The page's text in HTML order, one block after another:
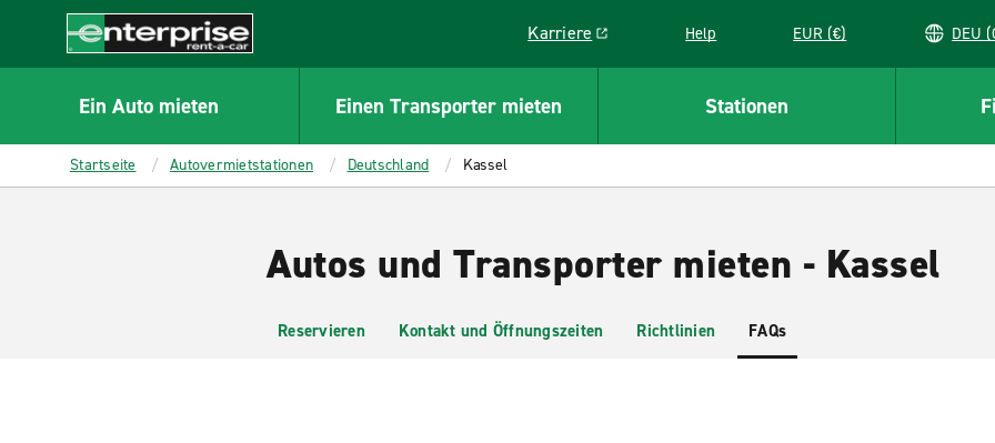
CONTENT
Enterprise
Karriere
Link opens in a new window
Help EUR (€)
Ein Auto mieten Einen Transporter mieten Stationen
Startseite Autovermietstationen Deutschland Kassel
Autos und Transporter mieten - Kassel
Reservieren Kontakt und Öffnungszeiten Richtlinien FAQs